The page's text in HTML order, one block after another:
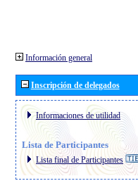
Información general
Inscripción de delegados
Informaciones de utilidad
Lista de Participantes
Lista final de Participantes